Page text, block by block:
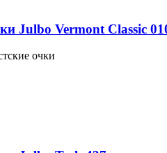
Julbo Vermont Classic
очки